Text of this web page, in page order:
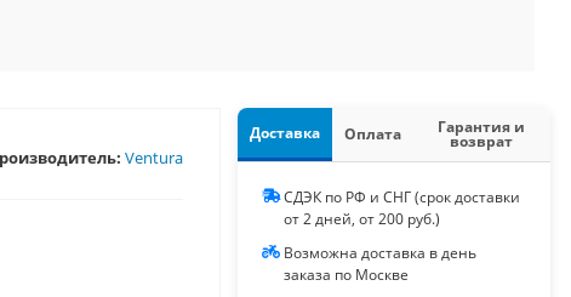
Ventura
Доставка Оплата Гарантия и
возврат
СДЭК по РФ и СНГ (срок доставки
от 2 дней, от 200 руб.)
Возможна доставка в день
заказа по Москве